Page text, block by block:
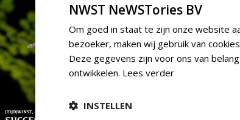
NWST NeWSTories BV
Om goed in staat te zijn onze website
bezoeker, maken wij gebruik van
Deze gegevens zijn voor ons van
ontwikkelen. Lees verder
INSTELLEN